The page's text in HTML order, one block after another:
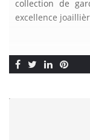
collection de
excellence